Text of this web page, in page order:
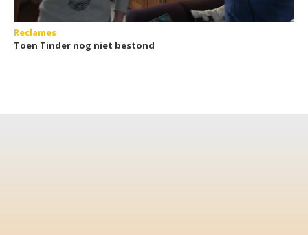
Reclames
Toen Tinder nog niet bestond